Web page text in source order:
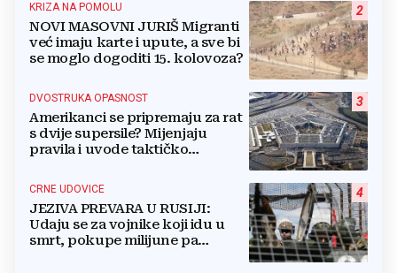
2
KRIZA NA POMOLU
NOVI MASOVNI JURIŠ Migranti
već imaju karte i upute, a sve bi
se moglo dogoditi 15. kolovoza?
3
DVOSTRUKA OPASNOST
Amerikanci se pripremaju za rat
s dvije supersile? Mijenjaju
pravila i uvode taktičko
4
CRNE UDOVICE
JEZIVA PREVARA U RUSIJI:
Udaju se za vojnike koji idu u
smrt, pokupe milijune pa